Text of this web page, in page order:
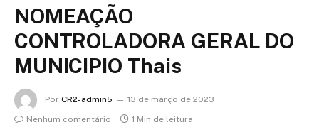
NOMEAÇÃO
CONTROLADORA GERAL DO
MUNICIPIO Thais
Por CR2-admin5
13 de março de 2023
Nenhum comentário
1 Min de leitura